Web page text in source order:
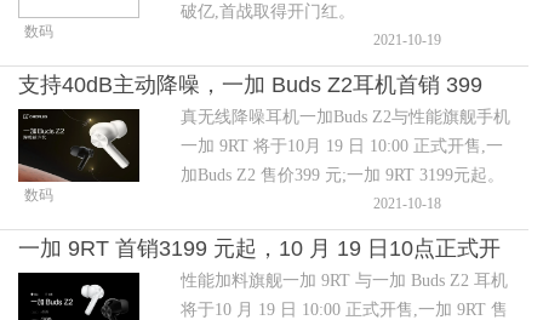
破亿,首战取得开门红。
数码 2021-10-19
支持40dB主动降噪，一加 Buds Z2耳机首销 399
元
真无线降噪耳机一加Buds Z2与性能旗舰手机
一加 9RT 将于10月 19 日 10:00 正式开售,一
加Buds Z2 售价399 元;一加 9RT 3199元起。
用户可在欢太商城、京东商城、一加天猫旗
舰店、苏宁易购、一加授权线下门店等线上
线下全渠道购买。
数码 2021-10-18
一加 9RT 首销3199 元起，10 月 19 日10点正式开
性能加料旗舰一加 9RT 与一加 Buds Z2 耳机
将于10 月 19 日 10:00 正式开售,一加 9RT 售